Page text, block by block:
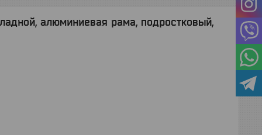
алюминиевая рама, подростковый,